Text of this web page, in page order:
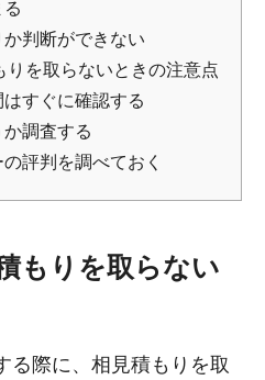
判断ができない
りを取らないときの注意点
すぐに確認する
調査する
評判を調べておく
もりを取らない
る際に、相見積もりを取